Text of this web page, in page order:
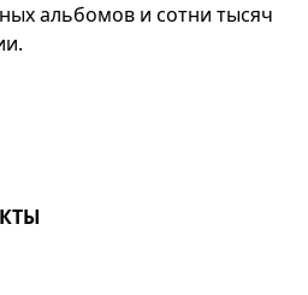
альбомов и сотни тысяч